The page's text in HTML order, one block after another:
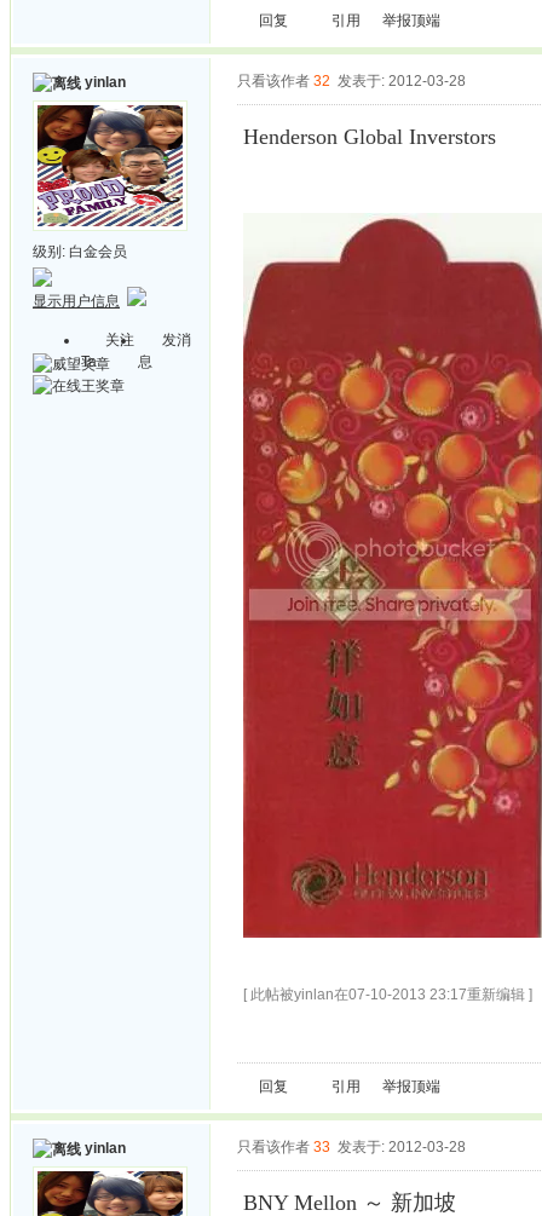
回复 引用 举报顶端
yinlan
级别: 白金会员
显示用户信息
关注
Ta
发消
息
只看该作者 32 发表于: 2012-03-28
Henderson Global Inverstors
[ 此帖被yinlan在07-10-2013 23:17重新编辑 ]
回复 引用 举报顶端
yinlan 只看该作者 33 发表于: 2012-03-28
BNY Mellon ～ 新加坡